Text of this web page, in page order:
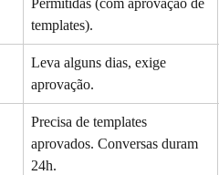
Permitidas (com aprovação de
templates).
Leva alguns dias, exige
aprovação.
Precisa de templates
aprovados. Conversas duram
24h.